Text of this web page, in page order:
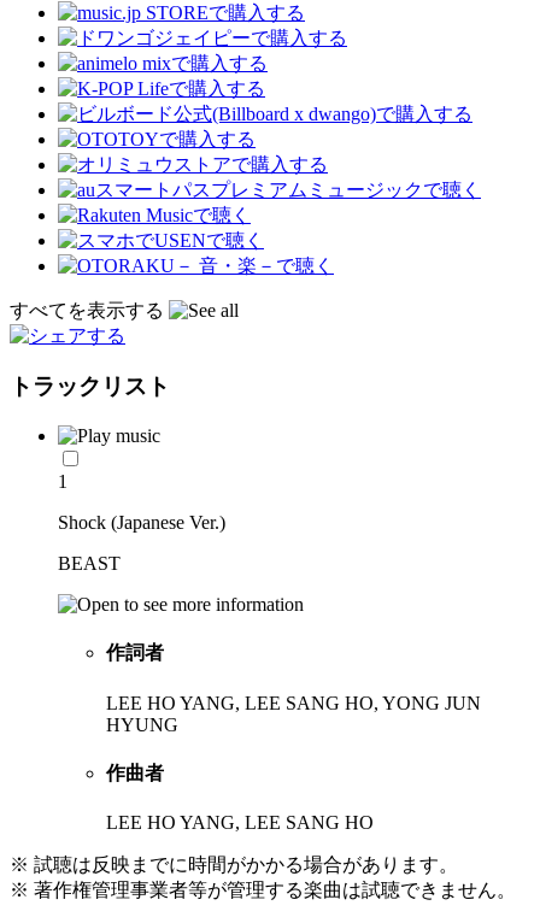
すべてを表示する
トラックリスト
1
Shock (Japanese Ver.)
BEAST
作詞者
LEE HO YANG, LEE SANG HO, YONG JUN
HYUNG
作曲者
LEE HO YANG, LEE SANG HO
※ 試聴は反映までに時間がかかる場合があります。
※ 著作権管理事業者等が管理する楽曲は試聴できません。